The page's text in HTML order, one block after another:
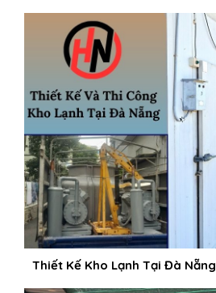
Thiết Kế Kho Lạnh Tại Đà Nẵng